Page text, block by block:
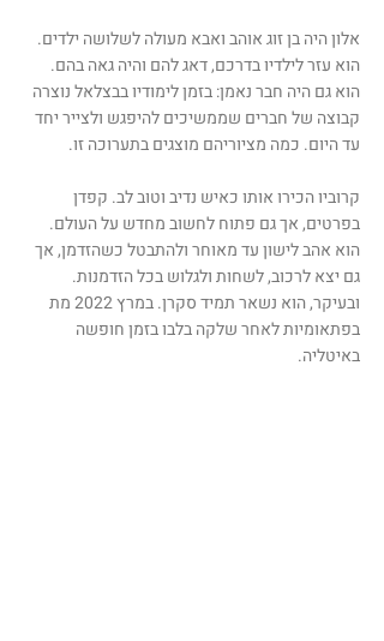
אלון היה בן זוג אוהב ואבא מעולה לשלושה ילדים.
הוא עזר לילדיו בדרכם, דאג להם והיה גאה בהם.
הוא גם היה חבר נאמן: בזמן לימודיו בבצלאל נוצרה
קבוצה של חברים שממשיכים להיפגש ולצייר יחד
עד היום. כמה מציוריהם מוצגים בתערוכה זו.
קרוביו הכירו אותו כאיש נדיב וטוב לב. קפדן
בפרטים, אך גם פתוח לחשוב מחדש על העולם.
הוא אהב לישון עד מאוחר ולהתבטל כשהזדמן, אך
גם יצא לרכוב, לשחות ולגלוש בכל הזדמנות.
ובעיקר, הוא נשאר תמיד סקרן. במרץ 2022 מת
בפתאומיות לאחר שלקה בלבו בזמן חופשה
באיטליה.